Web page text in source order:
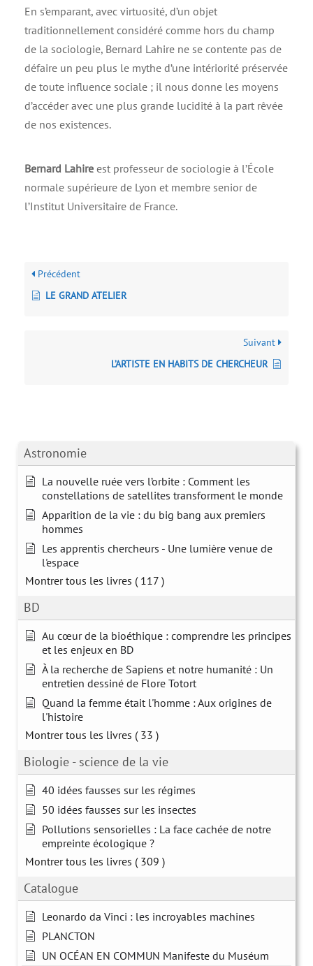
Astronomie
La nouvelle ruée vers l’orbite : Comment les
constellations de satellites transforment le monde
Apparition de la vie : du big bang aux premiers
hommes
Les apprentis chercheurs - Une lumière venue de
l'espace
Montrer tous les livres ( 117 )
BD
Au cœur de la bioéthique : comprendre les principes
et les enjeux en BD
À la recherche de Sapiens et notre humanité : Un
entretien dessiné de Flore Totort
Quand la femme était l'homme : Aux origines de
l'histoire
Montrer tous les livres ( 33 )
Biologie - science de la vie
40 idées fausses sur les régimes
50 idées fausses sur les insectes
Pollutions sensorielles : La face cachée de notre
empreinte écologique ?
Montrer tous les livres ( 309 )
Catalogue
Leonardo da Vinci : les incroyables machines
PLANCTON
UN OCÉAN EN COMMUN Manifeste du Muséum
En s’emparant, avec virtuosité, d’un objet
traditionnellement considéré comme hors du champ
de la sociologie, Bernard Lahire ne se contente pas de
défaire un peu plus le mythe d’une intériorité préservée
de toute influence sociale ; il nous donne les moyens
d’accéder avec une plus grande lucidité à la part rêvée
de nos existences.
Bernard Lahire est professeur de sociologie à l’École
normale supérieure de Lyon et membre senior de
l’Institut Universitaire de France.
Précédent
LE GRAND ATELIER
Suivant
L’ARTISTE EN HABITS DE CHERCHEUR